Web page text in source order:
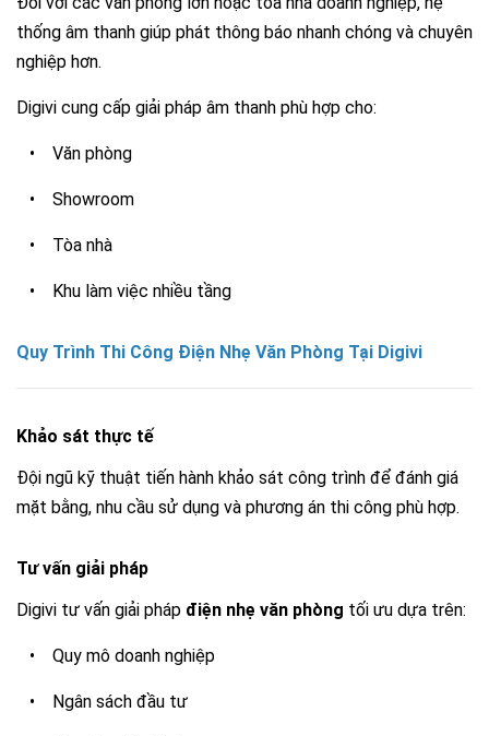
thống âm thanh giúp phát thông báo nhanh chóng và chuyên
nghiệp hơn.
Digivi cung cấp giải pháp âm thanh phù hợp cho:
• Văn phòng
• Showroom
• Tòa nhà
• Khu làm việc nhiều tầng
Quy Trình Thi Công Điện Nhẹ Văn Phòng Tại Digivi
Khảo sát thực tế
Đội ngũ kỹ thuật tiến hành khảo sát công trình để đánh giá
mặt bằng, nhu cầu sử dụng và phương án thi công phù hợp.
Tư vấn giải pháp
Digivi tư vấn giải pháp điện nhẹ văn phòng tối ưu dựa trên:
• Quy mô doanh nghiệp
• Ngân sách đầu tư